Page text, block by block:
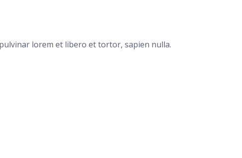
lorem et libero et tortor, sapien nulla.